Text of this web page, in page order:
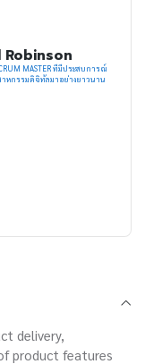
Robinson
ที่มีประสบการณ์
าหกรรมดิจิทัลมาอย่างยาวนาน
delivery,
product features